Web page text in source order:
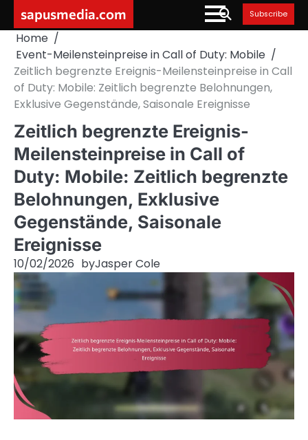
content
sapusmedia.com Subscribe
Home
Event-Meilensteinpreise in Call of Duty: Mobile
Zeitlich begrenzte Ereignis-Meilensteinpreise in Call
of Duty: Mobile: Zeitlich begrenzte Belohnungen,
Exklusive Gegenstände, Saisonale Ereignisse
Zeitlich begrenzte Ereignis-
Meilensteinpreise in Call of
Duty: Mobile: Zeitlich begrenzte
Belohnungen, Exklusive
Gegenstände, Saisonale
Ereignisse
10/02/2026 byJasper Cole